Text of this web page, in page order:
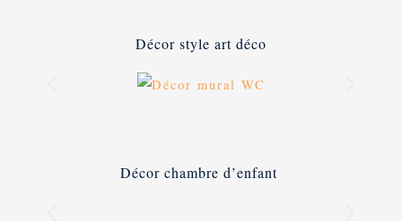
Décor style art déco
Décor chambre d’enfant